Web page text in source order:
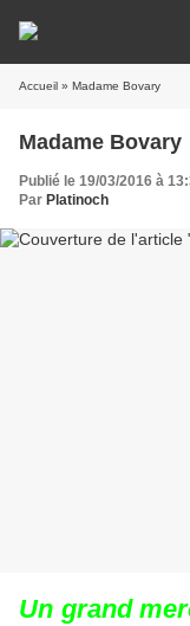
Accueil » Madame Bovary
Madame Bovary
Publié le 19/03/2016 à
Par Platinoch
Un grand